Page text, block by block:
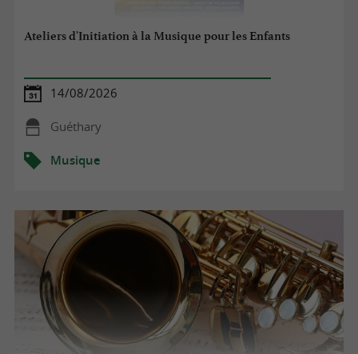
Ateliers d'Initiation à la Musique pour les Enfants
14/08/2026
Guéthary
Musique